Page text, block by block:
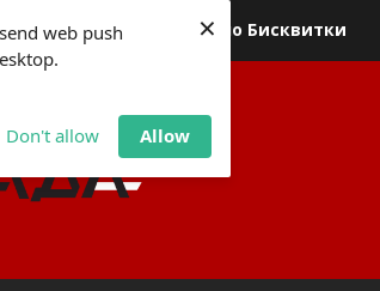
web push
Don't allow Allow
×
Политика относно Бисквитки